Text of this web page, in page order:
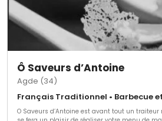
d’exception et laissez-nous créer pour vous
goût, élégance et émotion s’entrelacent.
Ô Saveurs d’Antoine
Agde (34)
Français Traditionnel • Barbecue
O Saveurs d’Antoine est avant tout un